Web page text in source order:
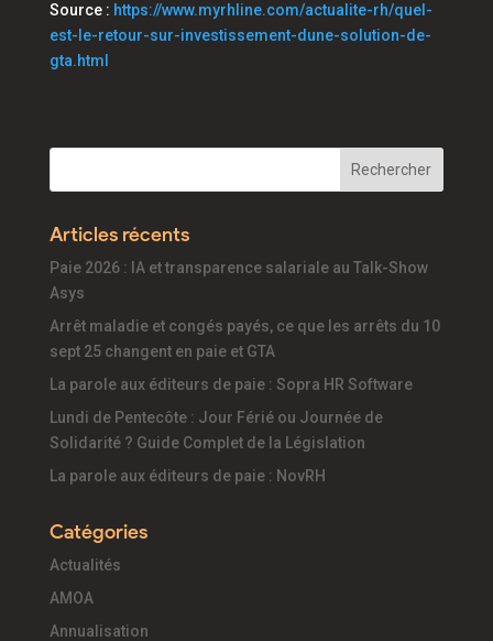
Source : https://www.myrhline.com/actualite-rh/quel-
est-le-retour-sur-investissement-dune-solution-de-
gta.html
Articles récents
Paie 2026 : IA et transparence salariale au Talk-Show
Asys
Arrêt maladie et congés payés, ce que les arrêts du 10
sept 25 changent en paie et GTA
La parole aux éditeurs de paie : Sopra HR Software
Lundi de Pentecôte : Jour Férié ou Journée de
Solidarité ? Guide Complet de la Législation
La parole aux éditeurs de paie : NovRH
Catégories
Actualités
AMOA
Annualisation